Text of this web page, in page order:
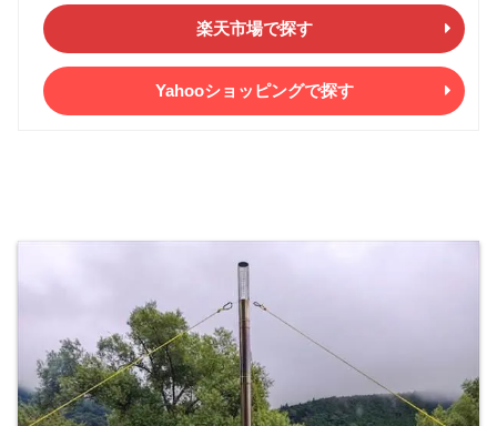
コットを置くにくい…（真ん中に薪ストー
ブがあるので）
うっかり煙突をさわってしまうリスク
楽天市場で探す
Yahooショッピングで探す